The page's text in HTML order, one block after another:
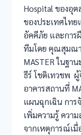
Hospital ของอุ
ของประเทศไท
อัคคีภัย และกา
ทีมโดย คุณสุมณ
MASTER ในฐ
ธีร์ โชติเทวชพ
อาคารสถานที่
แผนฉุกเฉิน การ
เพิ่มความรู้ ควา
จากเหตุการณ์เ